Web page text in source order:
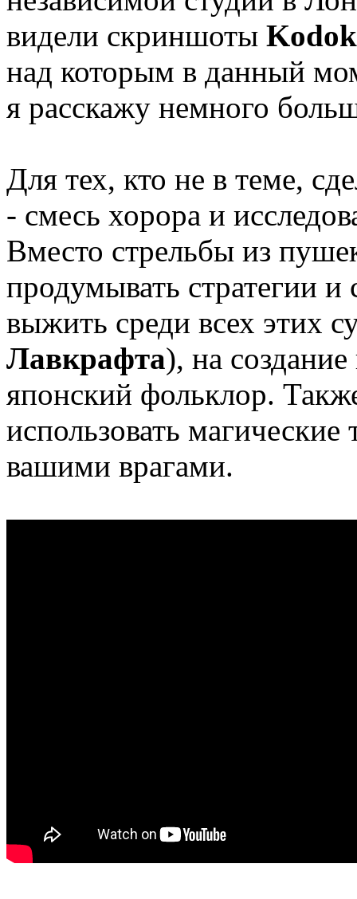
видели скриншоты
над которым в данный
я расскажу немного
Для тех, кто не в теме,
- смесь хорора и
Вместо стрельбы из
продумывать стратегии
выжить среди всех этих
Лавкрафта), на
японский фольклор.
использовать
вашими врагами.